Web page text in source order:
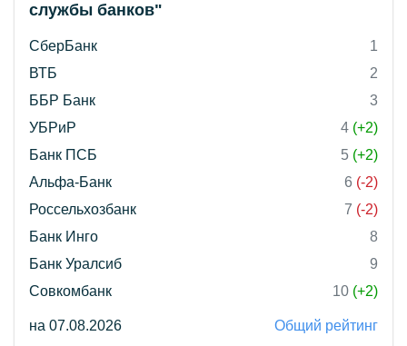
службы банков"
СберБанк
1
ВТБ
2
ББР Банк
3
УБРиР
4 (+2)
Банк ПСБ
5 (+2)
Альфа-Банк
6 (-2)
Россельхозбанк
7 (-2)
Банк Инго
8
Банк Уралсиб
9
Совкомбанк
10 (+2)
на 07.08.2026 Общий рейтинг